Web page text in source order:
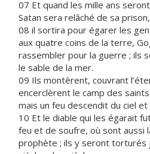
07 Et quand les mille ans
Satan sera relâché de sa prison,
08 il sortira pour égarer les
aux quatre coins de la terre,
rassembler pour la guerre ; ils
le sable de la mer.
09 Ils montèrent, couvrant
encerclèrent le camp des
mais un feu descendit du ciel
10 Et le diable qui les égarait
feu et de soufre, où sont aussi
prophète ; ils y seront torturés